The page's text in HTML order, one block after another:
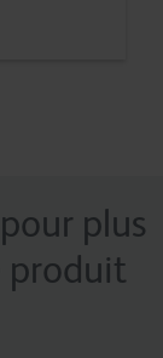
plus
produit